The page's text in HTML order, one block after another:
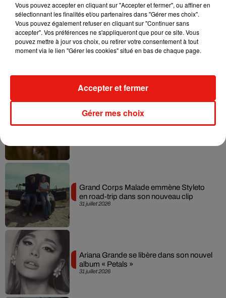
Tiny Desk invite Charlie Puth pour une
31 juillet 2026
Grand Corps Malade emmène Styleto
en road-trip dans son nouveau clip
31 juillet 2026
Ariana Grande se libère dans son nouvel
album « Petals »
Vous pouvez accepter en cliquant sur "Accepter et fermer", ou affiner en
sélectionnant les finalités et/ou partenaires dans "Gérer mes choix".
Vous pouvez également refuser en cliquant sur "Continuer sans
accepter". Vos préférences ne s'appliqueront que pour ce site. Vous
pouvez mettre à jour vos choix, ou retirer votre consentement à tout
moment via le lien "Gérer les cookies" situé en bas de chaque page.
Gérer mes choix
Accepter et fermer